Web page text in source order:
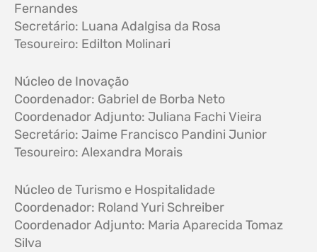
Fernandes
Secretário: Luana Adalgisa da Rosa
Tesoureiro: Edilton Molinari
Núcleo de Inovação
Coordenador: Gabriel de Borba Neto
Coordenador Adjunto: Juliana Fachi Vieira
Secretário: Jaime Francisco Pandini Junior
Tesoureiro: Alexandra Morais
Núcleo de Turismo e Hospitalidade
Coordenador: Roland Yuri Schreiber
Coordenador Adjunto: Maria Aparecida Tomaz
Silva